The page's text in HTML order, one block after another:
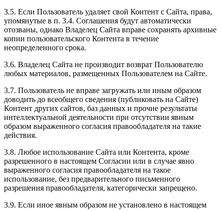
3.5. Если Пользователь удаляет свой Контент с Сайта, права,
упомянутые в п. 3.4. Соглашения будут автоматически
отозваны, однако Владелец Сайта вправе сохранять архивные
копии пользовательского Контента в течение
неопределенного срока.
3.6. Владелец Сайта не производит возврат Пользователю
любых материалов, размещенных Пользователем на Сайте.
3.7. Пользователь не вправе загружать или иным образом
доводить до всеобщего сведения (публиковать на Сайте)
Контент других сайтов, баз данных и прочие результаты
интеллектуальной деятельности при отсутствии явным
образом выраженного согласия правообладателя на такие
действия.
3.8. Любое использование Сайта или Контента, кроме
разрешенного в настоящем Согласии или в случае явно
выраженного согласия правообладателя на такое
использование, без предварительного письменного
разрешения правообладателя, категорически запрещено.
3.9. Если иное явным образом не установлено в настоящем